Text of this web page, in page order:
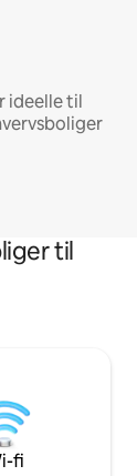
ideelle til
til
fi